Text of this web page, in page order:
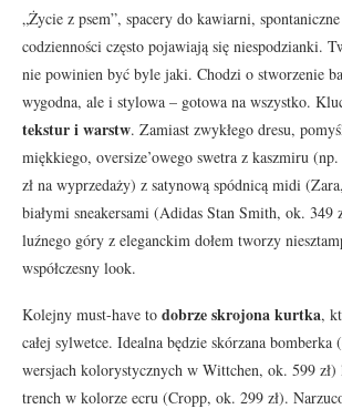
„Życie z psem”, spacery do kawiarni,
codzienności często pojawiają się niespodzianki.
nie powinien być byle jaki. Chodzi o stworzenie
wygodna, ale i stylowa – gotowa na wszystko.
tekstur i warstw. Zamiast zwykłego dresu,
miękkiego, oversize’owego swetra z kaszmiru
zł na wyprzedaży) z satynową spódnicą midi
białymi sneakersami (Adidas Stan Smith, ok. 349
luźnego góry z eleganckim dołem tworzy
współczesny look.
Kolejny must-have to dobrze skrojona kurtka,
całej sylwetce. Idealna będzie skórzana bomberka
wersjach kolorystycznych w Wittchen, ok. 599 zł)
trench w kolorze ecru (Cropp, ok. 299 zł).